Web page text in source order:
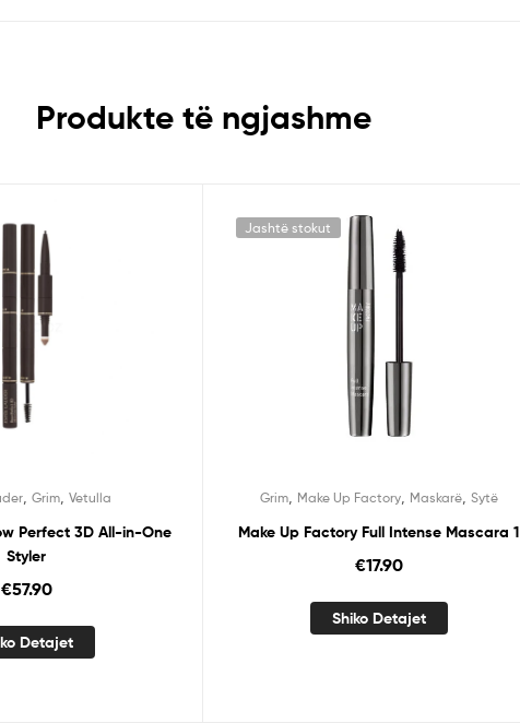
Produkte të ngjashme
, Grim, Vetulla
Perfect 3D All-in-One
Styler
€57.90
Detajet
Jashtë stokut
Grim, Make Up Factory, Maskarë, Sytë
Make Up Factory Full Intense Mascara 1
€17.90
Shiko Detajet